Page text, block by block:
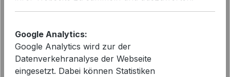
in med. authentic used | Modehaus
Wörmann
Google Analytics:
Google Analytics wird zur der
Datenverkehranalyse der Webseite
eingesetzt. Dabei können Statistiken